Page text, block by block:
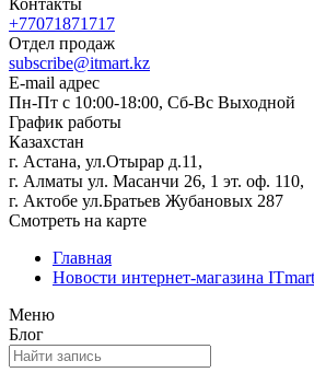
Контакты
+77071871717
Отдел продаж
subscribe@itmart.kz
E-mail адрес
Пн-Пт с 10:00-18:00, Сб-Вс Выходной
График работы
Казахстан
г. Астана, ул.Отырар д.11,
г. Алматы ул. Масанчи 26, 1 эт. оф. 110,
г. Актобе ул.Братьев Жубановых 287
Смотреть на карте
Главная
Новости интернет-магазина ITmart
Меню
Блог